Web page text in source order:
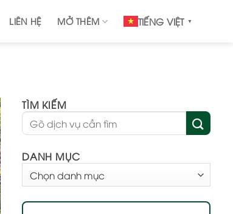
LIÊN HỆ MỞ THÊM TIẾNG VIỆT ▼
TÌM KIẾM
DANH MỤC
MỤC